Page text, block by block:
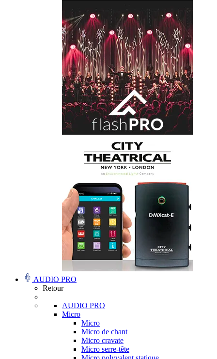
AUDIO PRO
Retour
AUDIO PRO
Micro
Micro
Micro de chant
Micro cravate
Micro serre-tête